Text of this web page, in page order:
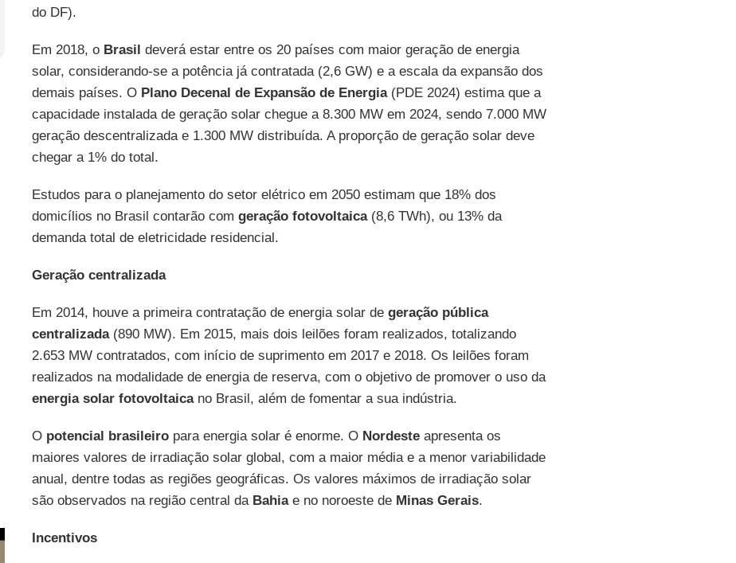
do DF).
Em 2018, o Brasil deverá estar entre os 20 países com maior geração de energia
solar, considerando-se a potência já contratada (2,6 GW) e a escala da expansão dos
demais países. O Plano Decenal de Expansão de Energia(PDE 2024) estima que a
capacidade instalada de geração solar chegue a 8.300 MW em 2024, sendo 7.000 MW
geração descentralizada e 1.300 MW distribuída. A proporção de geração solar deve
chegar a 1% do total.
Estudos para o planejamento do setor elétrico em 2050 estimam que 18% dos
domicílios no Brasil contarão com geração fotovoltaica(8,6 TWh), ou 13% da
demanda total de eletricidade residencial.
Geração centralizada
Em 2014, houve a primeira contratação de energia solar de geração pública
centralizada(890 MW). Em 2015, mais dois leilões foram realizados, totalizando
2.653 MW contratados, com início de suprimento em 2017 e 2018. Os leilões foram
realizados na modalidade de energia de reserva, com o objetivo de promover o uso da
energia solar fotovoltaicano Brasil, além de fomentar a sua indústria.
O potencial brasileiropara energia solar é enorme. O Nordesteapresenta os
maiores valores de irradiação solar global, com a maior média e a menor variabilidade
anual, dentre todas as regiões geográficas. Os valores máximos de irradiação solar
são observados na região central daBahiae no noroeste de Minas Gerais.
Incentivos